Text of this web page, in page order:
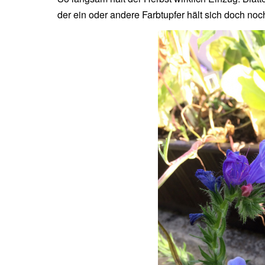
der ein oder andere Farbtupfer hält sich doch